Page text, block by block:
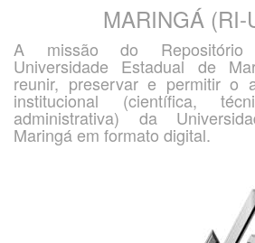
MARINGÁ (RI-
A missão do Repositório
Universidade Estadual de
reunir, preservar e permitir o
institucional (científica,
administrativa) da
Maringá em formato digital.